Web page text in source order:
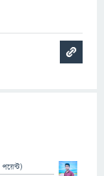
পয়েন্ট)